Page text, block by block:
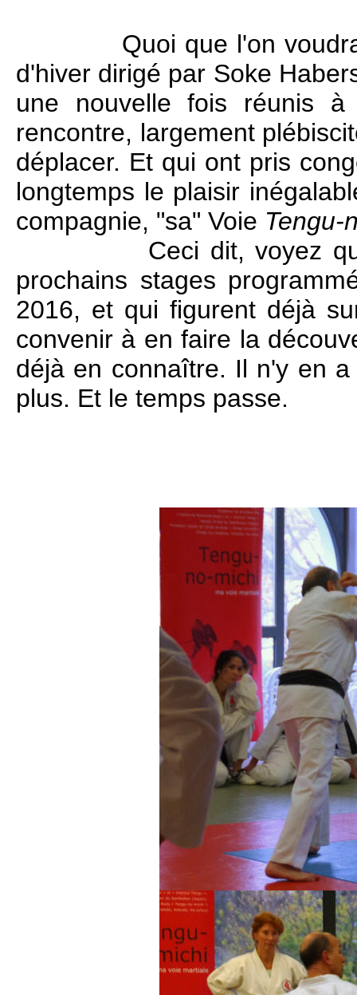
Quoi que l'on
d'hiver dirigé par Soke
une nouvelle fois réunis
rencontre, largement
déplacer. Et qui ont pris
longtemps le plaisir
compagnie, "sa" Voie Tengu-
Ceci dit, voyez
prochains stages
2016, et qui figurent déjà
convenir à en faire la
déjà en connaître. Il n'y en
plus. Et le temps passe.